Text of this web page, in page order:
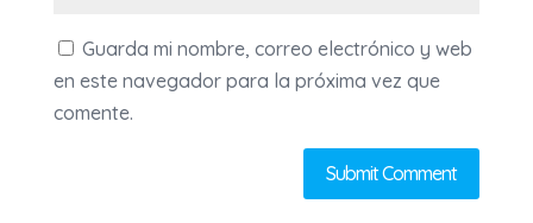
Guarda mi nombre, correo electrónico y web
en este navegador para la próxima vez que
comente.